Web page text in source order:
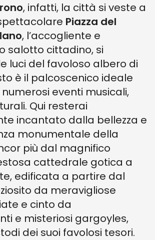
, infatti, la città si veste a
Piazza del
, l’accogliente e
salotto cittadino, si
luci del favoloso albero di
è il palcoscenico ideale
eventi musicali,
Qui resterai
incantato dalla bellezza e
monumentale della
più dal magnifico
cattedrale gotica a
edificata a partire dal
da meravigliose
e cinto da
e misteriosi gargoyles,
dei suoi favolosi tesori.